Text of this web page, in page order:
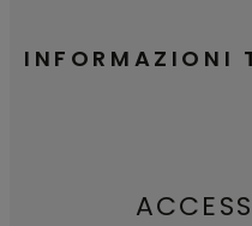
INFORMAZIONI